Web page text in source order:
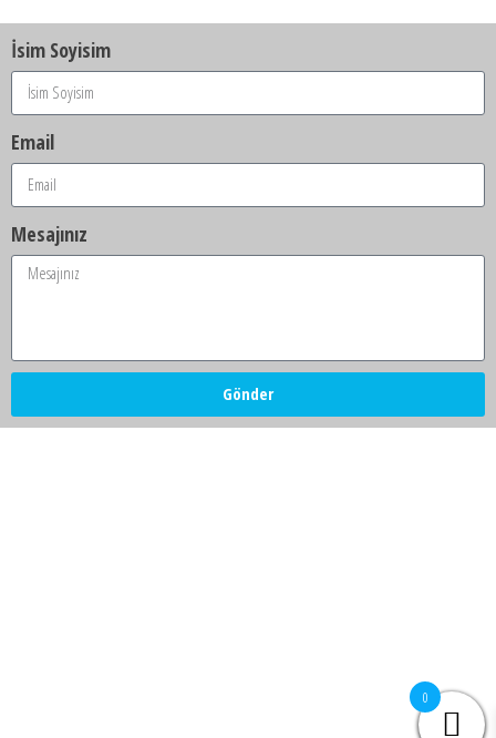
İsim Soyisim
Email
Mesajınız
Gönder
0